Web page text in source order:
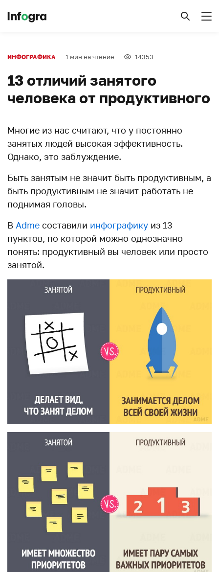
ИНФОГРАФИКА 1 мин на чтение 14353
13 отличий занятого
человека от продуктивного
Многие из нас считают, что у постоянно
занятых людей высокая эффективность.
Однако, это заблуждение.
Быть занятым не значит быть продуктивным, а
быть продуктивным не значит работать не
поднимая головы.
В Adme составили инфографику из 13
пунктов, по которой можно однозначно
понять: продуктивный вы человек или просто
занятой.